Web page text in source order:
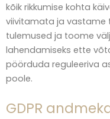
kõik rikkumise kohta
viivitamata ja vastame
tulemused ja toome
lahendamiseks ette
pöörduda reguleeriva
poole.
GDPR